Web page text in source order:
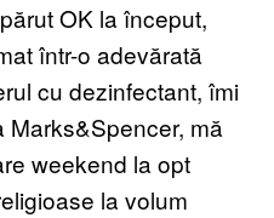
OK la început,
într-o adevărată
cu dezinfectant, îmi
mă
weekend la opt
la volum